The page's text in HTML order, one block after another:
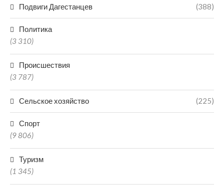
Подвиги Дагестанцев (388)
Политика
(3 310)
Происшествия
(3 787)
Сельское хозяйство (225)
Спорт
(9 806)
Туризм
(1 345)